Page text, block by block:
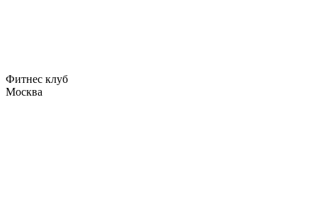
Фитнес клуб
Москва